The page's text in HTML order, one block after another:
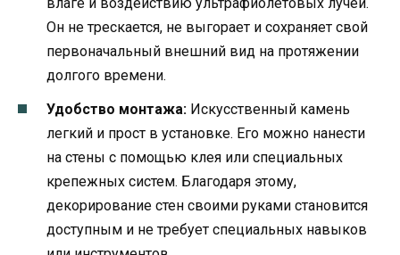
Он не трескается, не выгорает и сохраняет свой
первоначальный внешний вид на протяжении
долгого времени.
Удобство монтажа: Искусственный камень
легкий и прост в установке. Его можно нанести
на стены с помощью клея или специальных
крепежных систем. Благодаря этому,
декорирование стен своими руками становится
доступным и не требует специальных навыков